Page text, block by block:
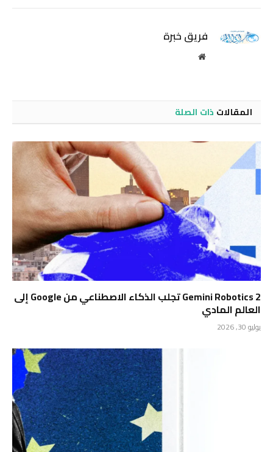
فريق خبرة
موقع
المقالات ذات الصلة
Gemini Robotics 2 تجلب الذكاء الاصطناعي من Google إلى
العالم المادي
يوليو 30, 2026